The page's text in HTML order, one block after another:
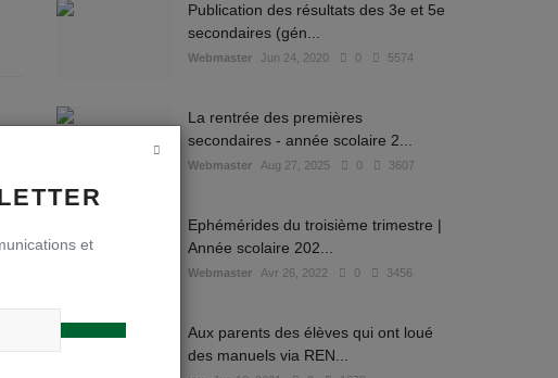
et
Publication des résultats des 3e et 5e
secondaires (gén...
Webmaster Jun 24, 2020 0 5574
La rentrée des premières
secondaires - année scolaire 2...
Webmaster Aug 27, 2025 0 3607
Ephémérides du troisième trimestre |
Année scolaire 202...
Webmaster Avr 26, 2022 0 3456
Aux parents des élèves qui ont loué
des manuels via REN...